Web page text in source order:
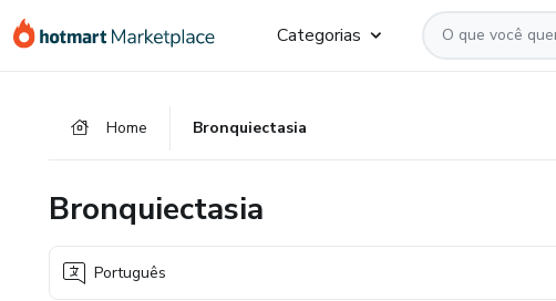
para
para
para
Categorias
Home Bronquiectasia
Bronquiectasia
Português